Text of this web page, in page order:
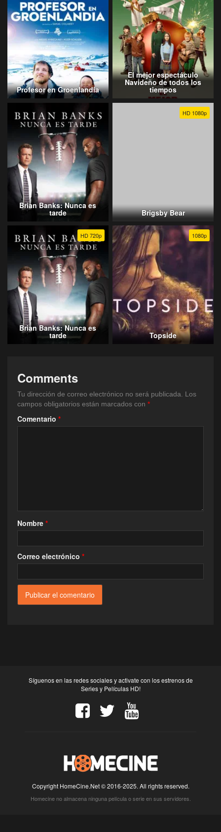
Profesor en Groenlandia
El mejor espectáculo
Navideño de todos los
tiempos
Brian Banks: Nunca es
tarde
HD 1080p
Brigsby Bear
HD 720p
Brian Banks: Nunca es
tarde
1080p
Topside
Comments
Tu dirección de correo electrónico no será publicada.
Los
campos obligatorios están marcados con *
Comentario *
Nombre *
Correo electrónico *
Síguenos en las redes sociales y activate con los estrenos de
Series y Películas HD!
Copyright HomeCine.Net © 2016-2025. All rights reserved.
Homecine no almacena ninguna película o serie en sus servidores.